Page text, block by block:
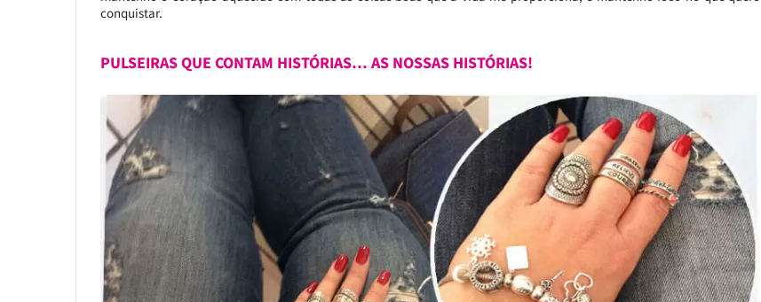
conquistar.
PULSEIRAS QUE CONTAM HISTÓRIAS… AS NOSSAS HISTÓRIAS!